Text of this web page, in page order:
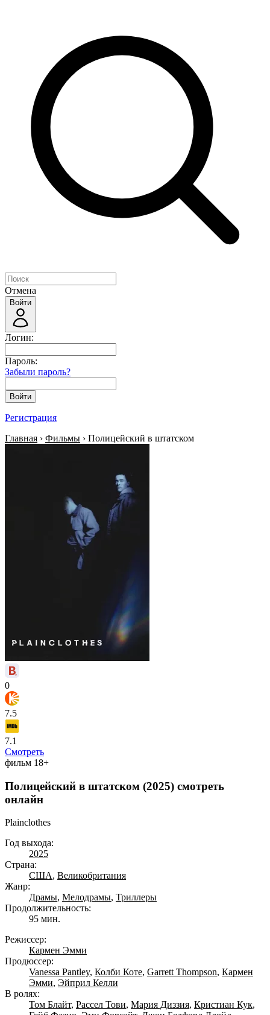
Отмена
Войти
Логин:
Пароль:
Забыли пароль?
Войти
Регистрация
Главная › Фильмы › Полицейский в штатском
0
7.5
7.1
Смотреть
фильм 18+
Полицейский в штатском (2025) смотреть
онлайн
Plainclothes
Год выхода:
2025
Страна:
США, Великобритания
Жанр:
Драмы, Мелодрамы, Триллеры
Продолжительность:
95 мин.
Режиссер:
Кармен Эмми
Продюссер:
Vanessa Pantley, Колби Коте, Garrett Thompson, Кармен
Эмми, Эйприл Келли
В ролях:
Том Блайт, Рассел Тови, Мария Диззия, Кристиан Кук,